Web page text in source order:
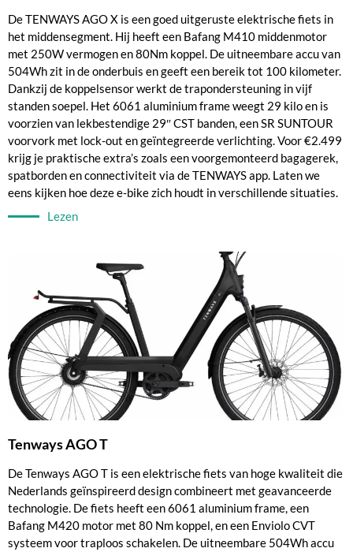
De TENWAYS AGO X is een goed uitgeruste elektrische fiets in
het middensegment. Hij heeft een Bafang M410 middenmotor
met 250W vermogen en 80Nm koppel. De uitneembare accu van
504Wh zit in de onderbuis en geeft een bereik tot 100 kilometer.
Dankzij de koppelsensor werkt de trapondersteuning in vijf
standen soepel. Het 6061 aluminium frame weegt 29 kilo en is
voorzien van lekbestendige 29″ CST banden, een SR SUNTOUR
voorvork met lock-out en geïntegreerde verlichting. Voor €2.499
krijg je praktische extra’s zoals een voorgemonteerd bagagerek,
spatborden en connectiviteit via de TENWAYS app. Laten we
eens kijken hoe deze e-bike zich houdt in verschillende situaties.
Lezen
Tenways AGO T
De Tenways AGO T is een elektrische fiets van hoge kwaliteit die
Nederlands geïnspireerd design combineert met geavanceerde
technologie. De fiets heeft een 6061 aluminium frame, een
Bafang M420 motor met 80 Nm koppel, en een Enviolo CVT
systeem voor traploos schakelen. De uitneembare 504Wh accu